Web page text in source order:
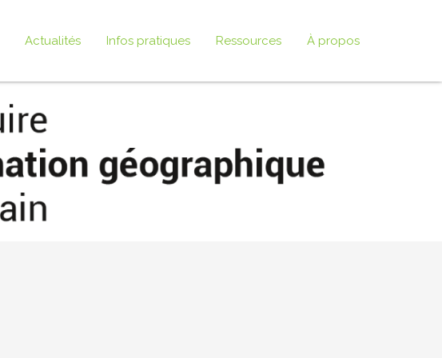
Actualités Infos pratiques Ressources À propos